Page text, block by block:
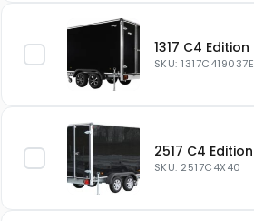
1317 C4 Edition
SKU: 1317C419037E
2517 C4 Edition
SKU: 2517C4X40